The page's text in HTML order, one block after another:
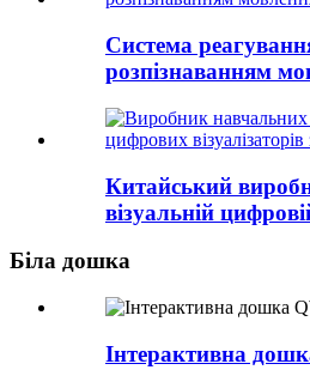
Система
розпізнаванням
Китайський
візуальній
Біла дошка
Інтерактивна